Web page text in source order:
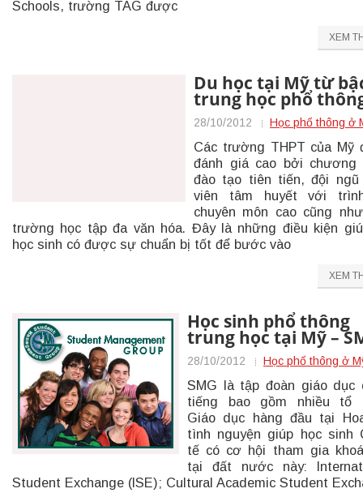
Schools, trường TAG được
XEM
Du học tại Mỹ từ
trung học phổ
28/10/2012 Học phổ thông ở
Các trường THPT của Mỹ
đánh giá cao bởi chương
đào tạo tiên tiến, đội ngũ
viên tâm huyết với
chuyên môn cao cũng
trường học tập đa văn hóa. Đây là những điều kiện
học sinh có được sự chuẩn bị tốt để bước vào
XEM
Học sinh phổ thông
trung học tại Mỹ –
28/10/2012 Học phổ thông ở
SMG là tập đoàn giáo dục
tiếng bao gồm nhiều tổ
Giáo dục hàng đầu tại
tình nguyện giúp học sinh
tế có cơ hội tham gia
tại đất nước này:
Student Exchange (ISE); Cultural Academic Student